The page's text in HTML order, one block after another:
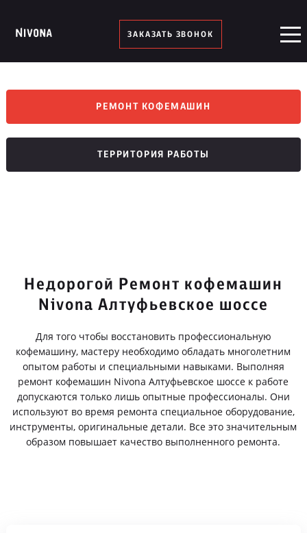
ЗАКАЗАТЬ ЗВОНОК
РЕМОНТ КОФЕМАШИН
ТЕРРИТОРИЯ РАБОТЫ
Недорогой Ремонт кофемашин
Nivona Алтуфьевское шоссе
Для того чтобы восстановить профессиональную
кофемашину, мастеру необходимо обладать многолетним
опытом работы и специальными навыками. Выполняя
ремонт кофемашин Nivona Алтуфьевское шоссе к работе
допускаются только лишь опытные профессионалы. Они
используют во время ремонта специальное оборудование,
инструменты, оригинальные детали. Все это значительным
образом повышает качество выполненного ремонта.